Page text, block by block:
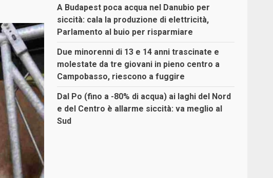
A Budapest poca acqua nel Danubio per
siccità: cala la produzione di elettricità,
Parlamento al buio per risparmiare
Due minorenni di 13 e 14 anni trascinate e
molestate da tre giovani in pieno centro a
Campobasso, riescono a fuggire
Dal Po (fino a -80% di acqua) ai laghi del Nord
e del Centro è allarme siccità: va meglio al
Sud